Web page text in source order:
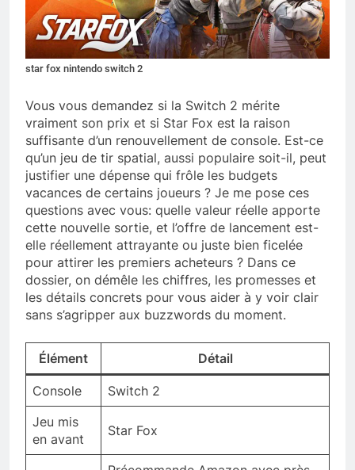
star fox nintendo switch 2
Vous vous demandez si la Switch 2 mérite
vraiment son prix et si Star Fox est la raison
suffisante d’un renouvellement de console. Est-ce
qu’un jeu de tir spatial, aussi populaire soit-il, peut
justifier une dépense qui frôle les budgets
vacances de certains joueurs ? Je me pose ces
questions avec vous: quelle valeur réelle apporte
cette nouvelle sortie, et l’offre de lancement est-
elle réellement attrayante ou juste bien ficelée
pour attirer les premiers acheteurs ? Dans ce
dossier, on démêle les chiffres, les promesses et
les détails concrets pour vous aider à y voir clair
sans s’agripper aux buzzwords du moment.
Élément Détail
Console
Switch 2
Jeu mis
en avant
Star Fox